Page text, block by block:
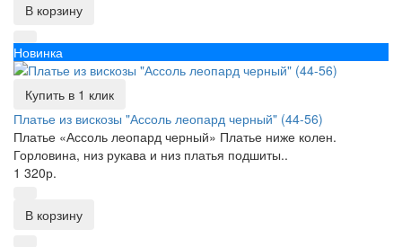
В корзину
Новинка
Купить в 1 клик
Платье из вискозы "Ассоль леопард черный" (44-56)
Платье «Ассоль леопард черный» Платье ниже колен.
Горловина, низ рукава и низ платья подшиты..
1 320р.
В корзину